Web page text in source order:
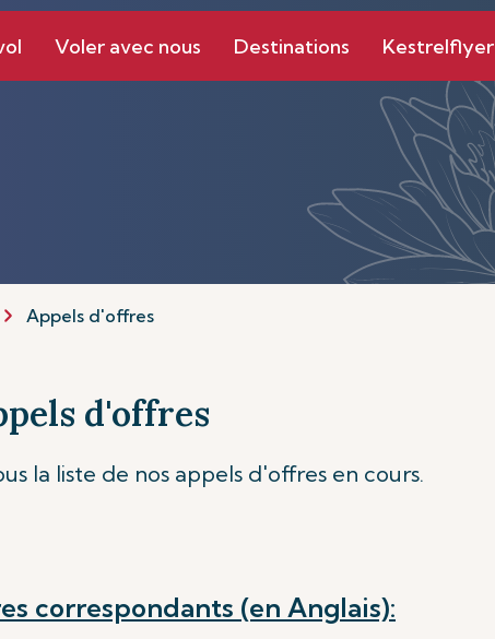
Voler avec nous Destinations Kestrelflyer
Appels d'offres
d'offres
la liste de nos appels d'offres en cours.
correspondants (en Anglais):